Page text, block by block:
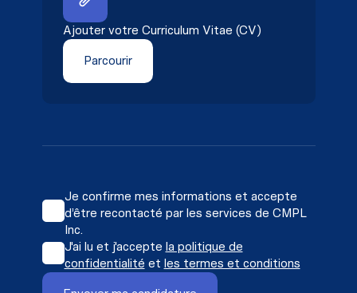
Ajouter votre Curriculum Vitae (CV)
Parcourir
Je confirme mes informations et accepte
d’être recontacté par les services de CMPL
Inc.
J'ai lu et j'accepte la politique de
confidentialité et les termes et conditions